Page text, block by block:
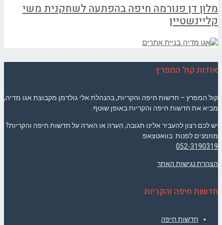
מלון דן פנורמה חיפה בהפתעה לשחקנית משי
קליינשטיין
אודות קול המפרץ
קול המפרץ – חדשות חיפה והקריות, בהנהלת אלי גולדמן מקבוצת אגו מדיה,
מביא את חדשות חיפה והקריות באופן שוטף.
יש לכם רצון להעביר אלינו תגובה, הערה או הארה על חדשות חיפה והקריות?
מוזמנים לפנות בוואטצאפ:
052-3190319
הצהרת נגישות האתר
חדשות חיפה והקריות
חדשות חיפה